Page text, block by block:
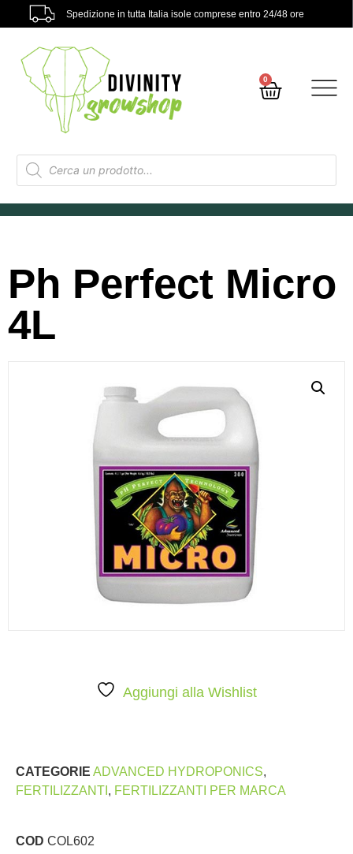
Spedizione in tutta Italia isole comprese entro 24/48 ore
0
Ph Perfect Micro
4L
Aggiungi alla Wishlist
CATEGORIE ADVANCED HYDROPONICS,
FERTILIZZANTI , FERTILIZZANTI PER MARCA
COD COL602